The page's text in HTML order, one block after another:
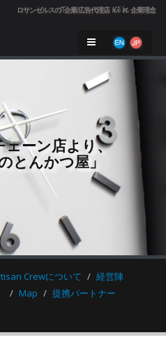
ロサンゼルスのIT企業/広告代理店 ACE Inc. 企業理念
ェーン店より、
とんかつ屋」
Crewについて
経営陣
Map 提携パートナー